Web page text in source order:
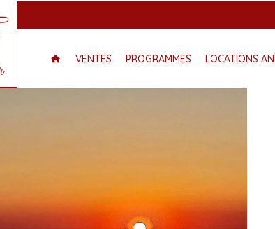
VENTES PROGRAMMES LOCATIONS